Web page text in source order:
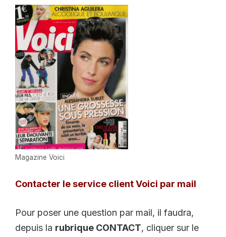
Magazine Voici
Contacter le service client Voici par mail
Pour poser une question par mail, il faudra,
depuis la rubrique CONTACT, cliquer sur le